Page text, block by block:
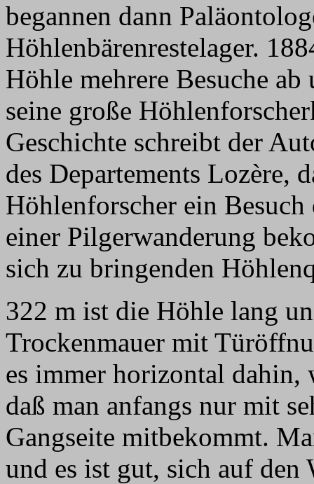
begannen dann
Höhlenbärenrestelager.
Höhle mehrere Besuche
seine große
Geschichte schreibt der
des Departements Lozère,
Höhlenforscher ein Besuch
einer Pilgerwanderung
sich zu bringenden
322 m ist die Höhle lang
Trockenmauer mit
es immer horizontal dahin,
daß man anfangs nur mit
Gangseite mitbekommt.
und es ist gut, sich auf